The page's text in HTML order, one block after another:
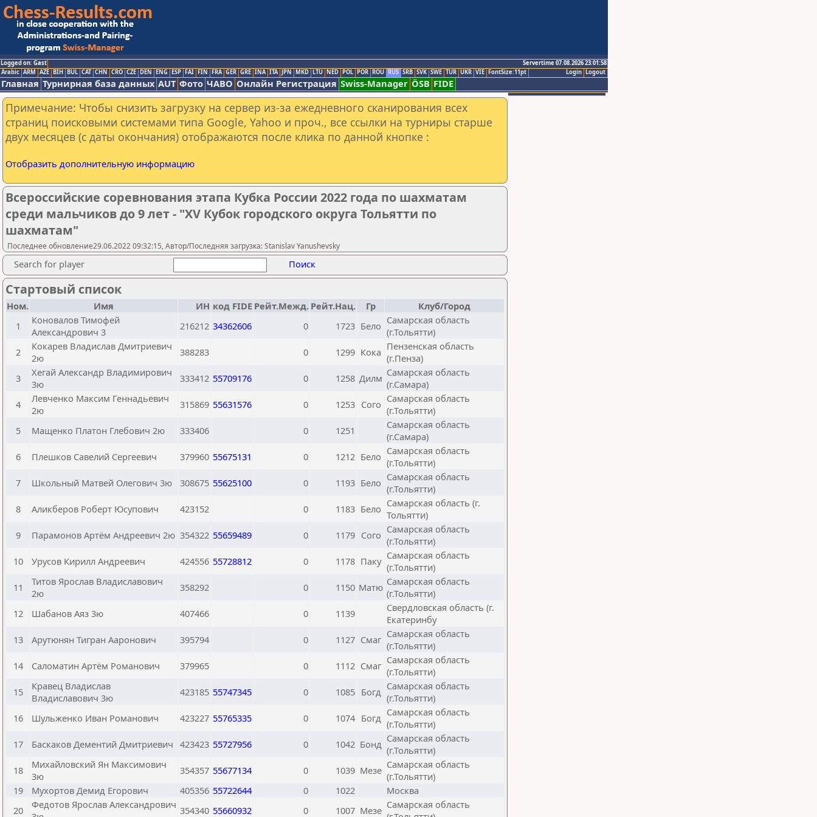
Logged on: Gast
Servertime 07.08.2026 23:01:58
Logout
Login
Arabic ARM AZE BIH BUL CAT CHN CRO CZE DEN ENG ESP FAI FIN FRA GER GRE INA ITA JPN MKD LTU NED POL POR ROU RUS SRB SVK SWE TUR UKR VIE FontSize:11pt
Главная Турнирная база данных AUT Фото ЧАВО Онлайн Регистрация Swiss-Manager ÖSB FIDE
Примечание: Чтобы снизить загрузку на сервер из-за ежедневного сканирования всех
страниц поисковыми системами типа Google, Yahoo и проч., все ссылки на турниры старше
двух месяцев (с даты окончания) отображаются после клика по данной кнопке :
Отобразить дополнительную информацию
Всероссийские соревнования этапа Кубка России 2022 года по шахматам
среди мальчиков до 9 лет - "ХV Кубок городского округа Тольятти по
шахматам"
Последнее обновление29.06.2022 09:32:15, Автор/Последняя загрузка: Stanislav Yanushevsky
Search for player Поиск
Стартовый список
Ном. Имя ИН код FIDE Рейт.Межд. Рейт.Нац. Гр
Клуб/Город
1
Коновалов Тимофей
Александрович 3
216212 34362606 0 1723 Бело Самарская область
(г.Тольятти)
2
Кокарев Владислав Дмитриевич
2ю
388283 0 1299 Кока Пензенская область
(г.Пенза)
3
Хегай Александр Владимирович
3ю
333412 55709176 0 1258 Дилм Самарская область
(г.Самара)
4
Левченко Максим Геннадьевич
2ю
315869 55631576 0 1253 Сого Самарская область
(г.Тольятти)
5
Мащенко Платон Глебович 2ю 333406 0 1251
Самарская область
(г.Самара)
6
Плешков Савелий Сергеевич 379960 55675131 0 1212 Бело Самарская область
(г.Тольятти)
7
Школьный Матвей Олегович 3ю 308675 55625100 0 1193 Бело Самарская область
(г.Тольятти)
8
Аликберов Роберт Юсупович 423152 0 1183 Бело Самарская область (г.
Тольятти)
9
Парамонов Артём Андреевич 2ю 354322 55659489 0 1179 Сого Самарская область
(г.Тольятти)
10
Урусов Кирилл Андреевич 424556 55728812 0 1178 Паку Самарская область
(г.Тольятти)
11
Титов Ярослав Владиславович
2ю
358292 0 1150 Матю Самарская область
(г.Тольятти)
12
Шабанов Аяз 3ю 407466 0 1139
Свердловская область (г.
Екатеринбу
13
Арутюнян Тигран Ааронович 395794 0 1127 Смаг Самарская область
(г.Тольятти)
14
Саломатин Артём Романович 379965 0 1112 Смаг Самарская область
(г.Тольятти)
15
Кравец Владислав
Владиславович 3ю
423185 55747345 0 1085 Богд Самарская область
(г.Тольятти)
16
Шульженко Иван Романович 423227 55765335 0 1074 Богд Самарская область
(г.Тольятти)
17
Баскаков Дементий Дмитриевич 423423 55727956 0 1042 Бонд Самарская область
(г.Тольятти)
18
Михайловский Ян Максимович
3ю
354357 55677134 0 1039 Мезе Самарская область
(г.Тольятти)
19
Мухортов Демид Егорович 405356 55722644 0 1022
Москва
20
Федотов Ярослав Александрович 354340 55660932 0 1007 Мезе Самарская область